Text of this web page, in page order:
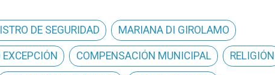
DE SEGURIDAD MARIANA DI GIROLAMO
EXCEPCIÓN COMPENSACIÓN MUNICIPAL RELIGIÓN